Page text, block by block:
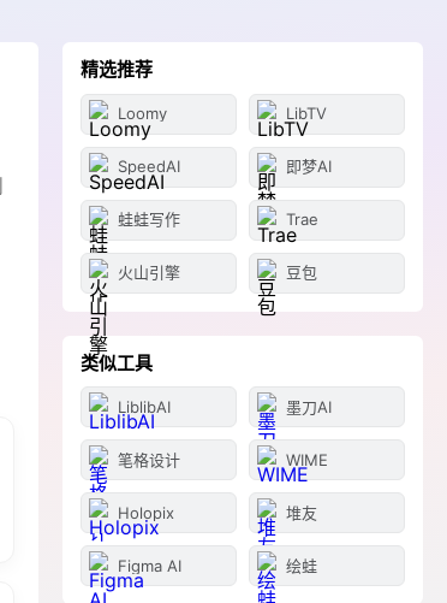
精选推荐
Loomy LibTV
SpeedAI 即梦AI
蛙蛙写作 Trae
火山引擎 豆包
类似工具
LiblibAI 墨刀AI
笔格设计 WIME
Holopix 堆友
Figma AI 绘蛙